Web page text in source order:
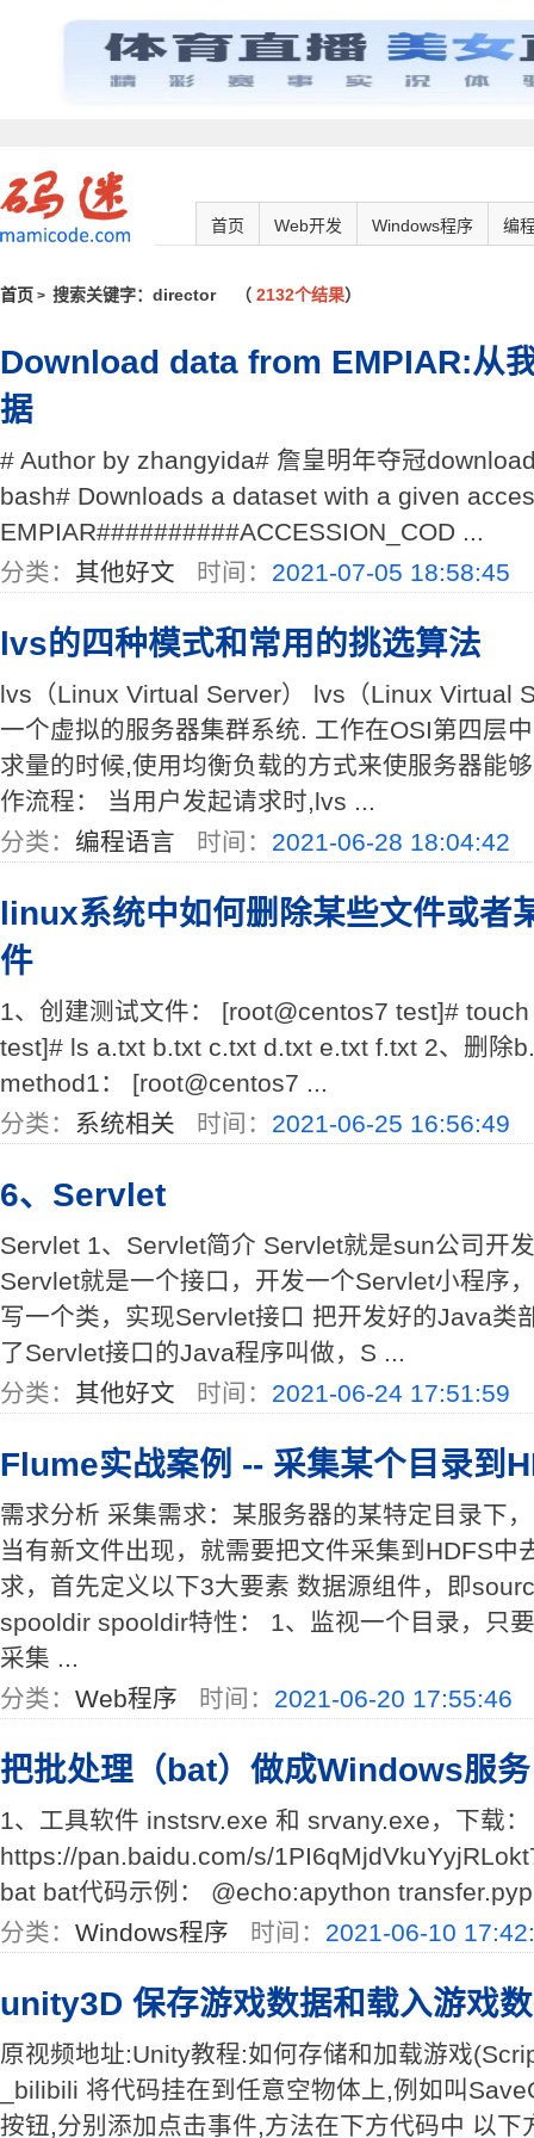
首页 Web开发 Windows程序 编
首页 > 搜索关键字：director （ 2132个结果）
Download data from EMPIAR:从
据
# Author by zhangyida# 詹皇明年夺冠
bash# Downloads a dataset with a given
EMPIAR##########ACCESSION_COD ...
分类： 其他好文 时间： 2021-07-05 18:58:45
lvs的四种模式和常用的挑选算法
lvs（Linux Virtual Server） lvs（Linux Virtual
一个虚拟的服务器集群系统. 工作在OSI第四层
求量的时候,使用均衡负载的方式来使服务器能
作流程： 当用户发起请求时,lvs ...
分类： 编程语言 时间： 2021-06-28 18:04:42
linux系统中如何删除某些文件或者
件
1、创建测试文件： [root@centos7 test]#
test]# ls a.txt b.txt c.txt d.txt e.txt f.txt 2、删除
method1： [root@centos7 ...
分类： 系统相关 时间： 2021-06-25 16:56:49
6、Servlet
Servlet 1、Servlet简介 Servlet就是sun公司开
Servlet就是一个接口，开发一个Servlet小程序
写一个类，实现Servlet接口 把开发好的Java类
了Servlet接口的Java程序叫做，S ...
分类： 其他好文 时间： 2021-06-24 17:51:59
Flume实战案例 -- 采集某个目录到
需求分析 采集需求：某服务器的某特定目录下
当有新文件出现，就需要把文件采集到HDFS中
求，首先定义以下3大要素 数据源组件，即
spooldir spooldir特性： 1、监视一个目录，只
采集 ...
分类： Web程序 时间： 2021-06-20 17:55:46
把批处理（bat）做成Windows服
1、工具软件 instsrv.exe 和 srvany.exe，下载：
https://pan.baidu.com/s/
bat bat代码示例： @echo:apython
分类： Windows程序 时间： 2021-06-10
unity3D 保存游戏数据和载入游戏
原视频地址:Unity教程:如何存储和加载游戏
_bilibili 将代码挂在到任意空物体上,例如叫
按钮,分别添加点击事件,方法在下方代码中 以下